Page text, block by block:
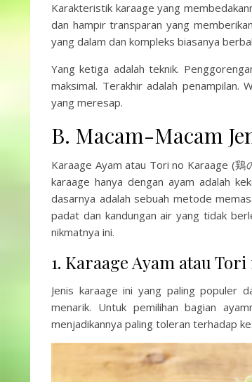
Karakteristik karaage yang
dan hampir transparan yang
yang dalam dan kompleks biasanya
Yang ketiga adalah teknik.
maksimal. Terakhir adalah penampilan.
yang meresap.
B. Macam-Macam
Karaage Ayam atau Tori no Karaage (鶏
karaage hanya dengan ayam adalah
dasarnya adalah sebuah metode
padat dan kandungan air yang tidak
nikmatnya ini.
1. Karaage Ayam atau
Jenis karaage ini yang paling populer
menarik. Untuk pemilihan bagian
menjadikannya paling toleran terhadap